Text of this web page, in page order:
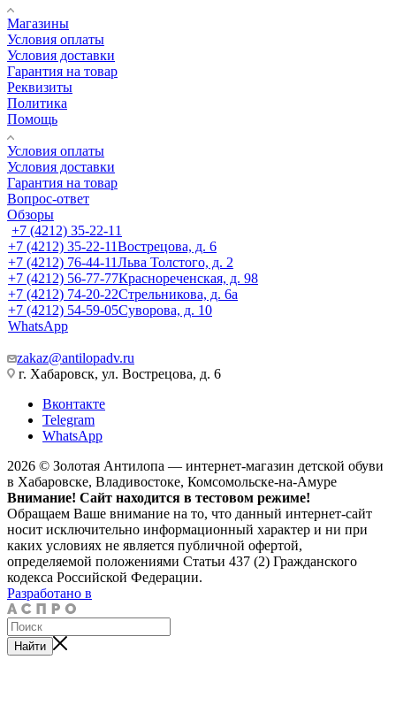
Магазины
Условия оплаты
Условия доставки
Гарантия на товар
Реквизиты
Политика
Помощь
Условия оплаты
Условия доставки
Гарантия на товар
Вопрос-ответ
Обзоры
+7 (4212) 35-22-11
+7 (4212) 35-22-11Вострецова, д. 6
+7 (4212) 76-44-11Льва Толстого, д. 2
+7 (4212) 56-77-77Краснореченская, д. 98
+7 (4212) 74-20-22Стрельникова, д. 6а
+7 (4212) 54-59-05Суворова, д. 10
WhatsApp
zakaz@antilopadv.ru
г. Хабаровск, ул. Вострецова, д. 6
Вконтакте
Telegram
WhatsApp
2026 © Золотая Антилопа — интернет-магазин детской обуви
в Хабаровске, Владивостоке, Комсомольске-на-Амуре
Внимание! Сайт находится в тестовом режиме!
Обращаем Ваше внимание на то, что данный интернет-сайт
носит исключительно информационный характер и ни при
каких условиях не является публичной офертой,
определяемой положениями Статьи 437 (2) Гражданского
кодекса Российской Федерации.
Разработано в
Найти